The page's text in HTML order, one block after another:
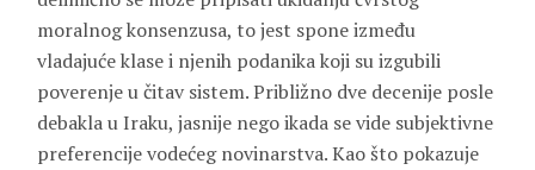
moralnog konsenzusa, to jest spone između
vladajuće klase i njenih podanika koji su izgubili
poverenje u čitav sistem. Približno dve decenije posle
debakla u Iraku, jasnije nego ikada se vide subjektivne
preferencije vodećeg novinarstva. Kao što pokazuje